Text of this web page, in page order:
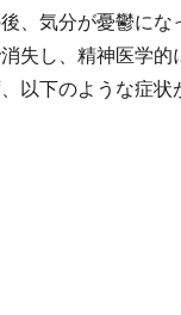
、気分が憂鬱に
失し、精神医学的
以下のような症